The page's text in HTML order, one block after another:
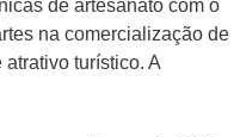
de artesanato com o
na comercialização de
turístico. A